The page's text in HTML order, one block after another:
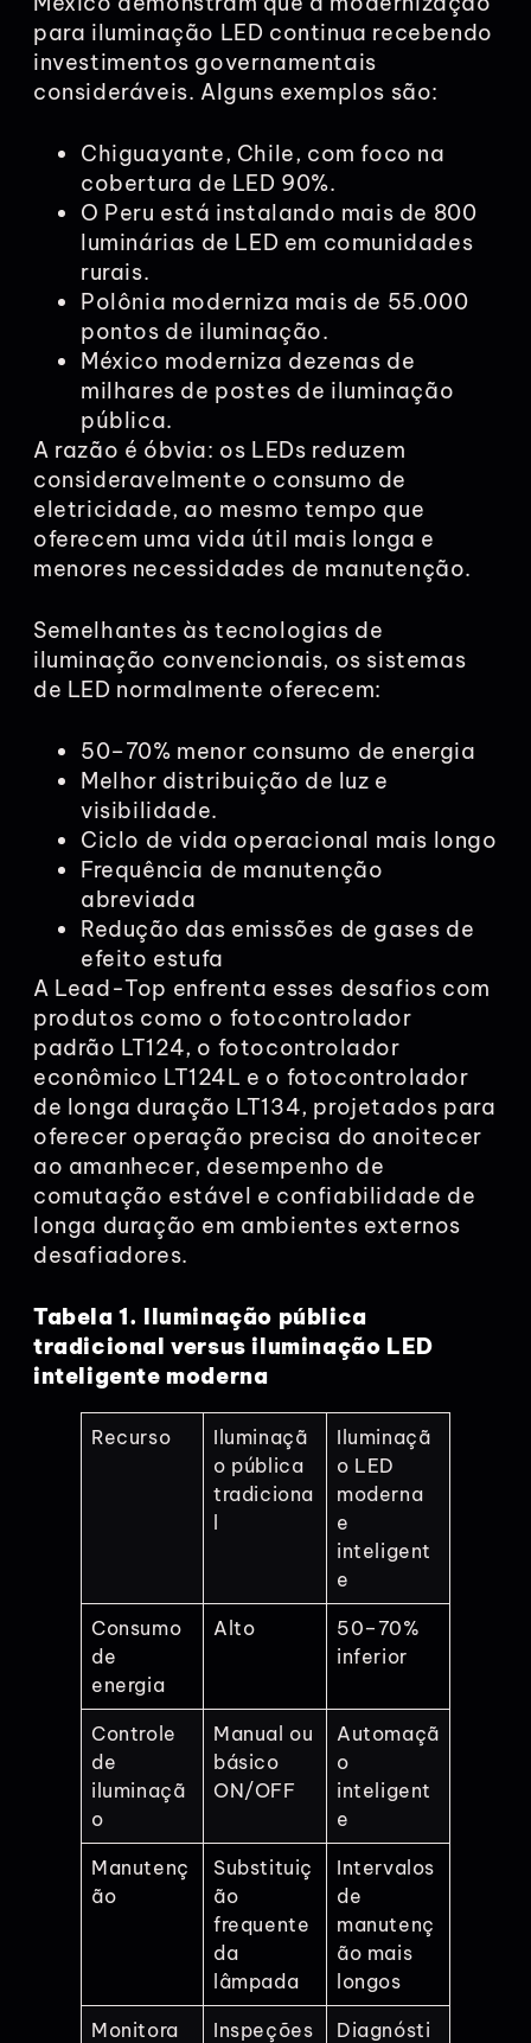
para iluminação LED continua recebendo
investimentos governamentais
consideráveis. Alguns exemplos são:
Chiguayante, Chile, com foco na
cobertura de LED 90%.
O Peru está instalando mais de 800
luminárias de LED em comunidades
rurais.
Polônia moderniza mais de 55.000
pontos de iluminação.
México moderniza dezenas de
milhares de postes de iluminação
pública.
A razão é óbvia: os LEDs reduzem
consideravelmente o consumo de
eletricidade, ao mesmo tempo que
oferecem uma vida útil mais longa e
menores necessidades de manutenção.
Semelhantes às tecnologias de
iluminação convencionais, os sistemas
de LED normalmente oferecem:
50–70% menor consumo de energia
Melhor distribuição de luz e
visibilidade.
Ciclo de vida operacional mais longo
Frequência de manutenção
abreviada
Redução das emissões de gases de
efeito estufa
A Lead-Top enfrenta esses desafios com
produtos como o fotocontrolador
padrão LT124, o fotocontrolador
econômico LT124L e o fotocontrolador
de longa duração LT134, projetados para
oferecer operação precisa do anoitecer
ao amanhecer, desempenho de
comutação estável e confiabilidade de
longa duração em ambientes externos
desafiadores.
Tabela 1. Iluminação pública
tradicional versus iluminação LED
inteligente moderna
Recurso
Iluminaçã
o pública
tradiciona
l
Iluminaçã
o LED
moderna
e
inteligent
e
Consumo
de
energia
Alto
50–70%
inferior
Controle
de
iluminaçã
o
Manual ou
básico
ON/OFF
Automaçã
o
inteligent
e
Manutenç
ão
Substituiç
ão
frequente
da
lâmpada
Intervalos
de
manutenç
ão mais
longos
Monitora
Inspeções
Diagnósti